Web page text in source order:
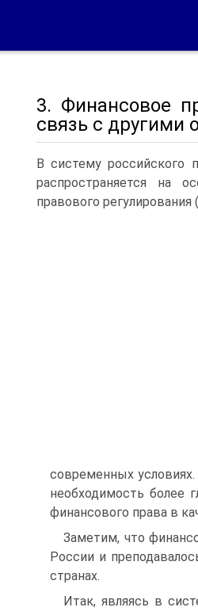
3. Финансовое
связь с другими
В систему российского
распространяется на
правового
современных
необходимость более
финансового права в
Заметим, что
России и
странах.
Итак, являясь в